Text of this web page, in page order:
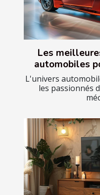
Les
automobiles
L'univers
les passionnés